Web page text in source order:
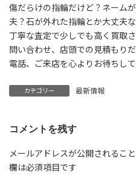
傷だらけの指輪だけど？ネーム
夫？石が外れた指輪とか大丈夫
丁寧な査定で少しでも高く買取
問い合わせ、店頭での見積もり
電話、ご来店を心よりお待ちして
カテゴリー 最新情報
コメントを残す
メールアドレスが公開されること
欄は必須項目です